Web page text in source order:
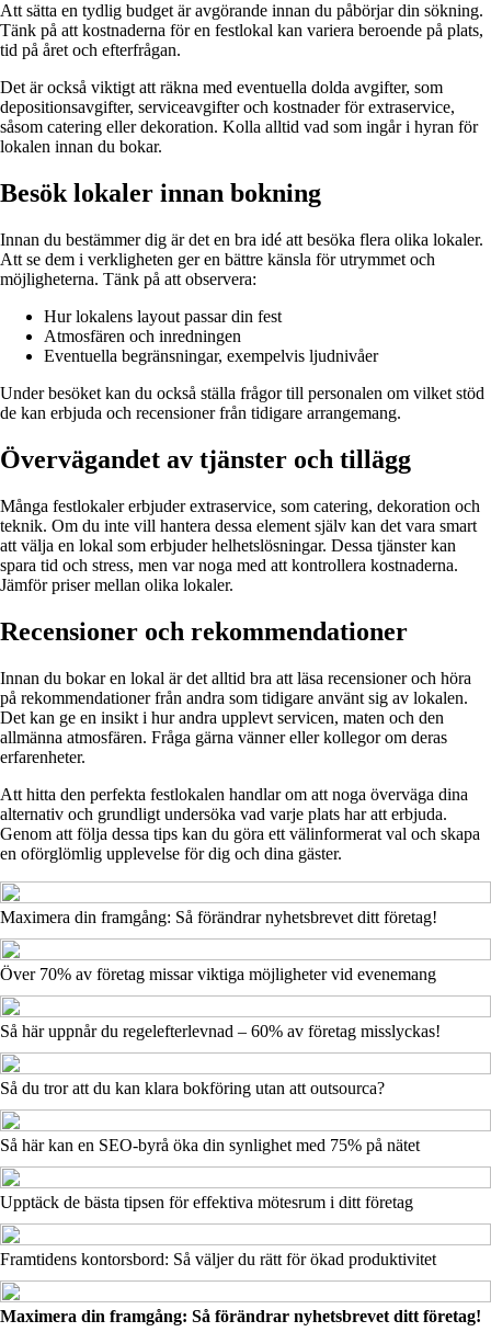
Att sätta en tydlig budget är avgörande innan du påbörjar din sökning.
Tänk på att kostnaderna för en festlokal kan variera beroende på plats,
tid på året och efterfrågan.
Det är också viktigt att räkna med eventuella dolda avgifter, som
depositionsavgifter, serviceavgifter och kostnader för extraservice,
såsom catering eller dekoration. Kolla alltid vad som ingår i hyran för
lokalen innan du bokar.
Besök lokaler innan bokning
Innan du bestämmer dig är det en bra idé att besöka flera olika lokaler.
Att se dem i verkligheten ger en bättre känsla för utrymmet och
möjligheterna. Tänk på att observera:
Hur lokalens layout passar din fest
Atmosfären och inredningen
Eventuella begränsningar, exempelvis ljudnivåer
Under besöket kan du också ställa frågor till personalen om vilket stöd
de kan erbjuda och recensioner från tidigare arrangemang.
Övervägandet av tjänster och tillägg
Många festlokaler erbjuder extraservice, som catering, dekoration och
teknik. Om du inte vill hantera dessa element själv kan det vara smart
att välja en lokal som erbjuder helhetslösningar. Dessa tjänster kan
spara tid och stress, men var noga med att kontrollera kostnaderna.
Jämför priser mellan olika lokaler.
Recensioner och rekommendationer
Innan du bokar en lokal är det alltid bra att läsa recensioner och höra
på rekommendationer från andra som tidigare använt sig av lokalen.
Det kan ge en insikt i hur andra upplevt servicen, maten och den
allmänna atmosfären. Fråga gärna vänner eller kollegor om deras
erfarenheter.
Att hitta den perfekta festlokalen handlar om att noga överväga dina
alternativ och grundligt undersöka vad varje plats har att erbjuda.
Genom att följa dessa tips kan du göra ett välinformerat val och skapa
en oförglömlig upplevelse för dig och dina gäster.
Maximera din framgång: Så förändrar nyhetsbrevet ditt företag!
Över 70% av företag missar viktiga möjligheter vid evenemang
Så här uppnår du regelefterlevnad – 60% av företag misslyckas!
Så du tror att du kan klara bokföring utan att outsourca?
Så här kan en SEO-byrå öka din synlighet med 75% på nätet
Upptäck de bästa tipsen för effektiva mötesrum i ditt företag
Framtidens kontorsbord: Så väljer du rätt för ökad produktivitet
Maximera din framgång: Så förändrar nyhetsbrevet ditt företag!